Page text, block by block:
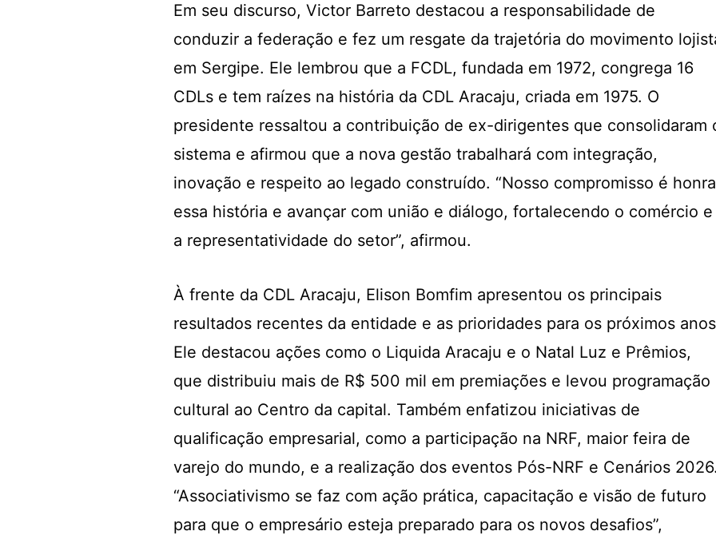
Em seu discurso, Victor Barreto destacou a responsabilidade de
conduzir a federação e fez um resgate da trajetória do movimento
em Sergipe. Ele lembrou que a FCDL, fundada em 1972, congrega 16
CDLs e tem raízes na história da CDL Aracaju, criada em 1975. O
presidente ressaltou a contribuição de ex-dirigentes que consolidaram
sistema e afirmou que a nova gestão trabalhará com integração,
inovação e respeito ao legado construído. “Nosso compromisso é
essa história e avançar com união e diálogo, fortalecendo o comércio e
a representatividade do setor”, afirmou.
À frente da CDL Aracaju, Elison Bomfim apresentou os principais
resultados recentes da entidade e as prioridades para os próximos
Ele destacou ações como o Liquida Aracaju e o Natal Luz e Prêmios,
que distribuiu mais de R$ 500 mil em premiações e levou programação
cultural ao Centro da capital. Também enfatizou iniciativas de
qualificação empresarial, como a participação na NRF, maior feira de
varejo do mundo, e a realização dos eventos Pós-NRF e Cenários
“Associativismo se faz com ação prática, capacitação e visão de futuro
para que o empresário esteja preparado para os novos desafios”,